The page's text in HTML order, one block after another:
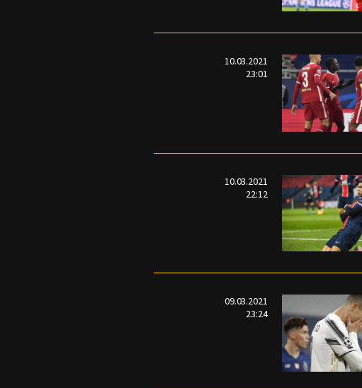
10.03.2021
23:01
10.03.2021
22:12
09.03.2021
23:24